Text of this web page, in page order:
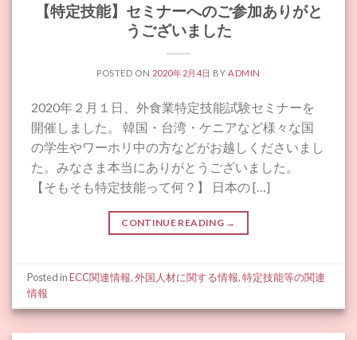
【特定技能】セミナーへのご参加ありがと
うございました
POSTED ON 2020年2月4日 BY ADMIN
2020年２月１日、外食業特定技能試験セミナーを
開催しました。 韓国・台湾・ケニアなど様々な国
の学生やワーホリ中の方などがお越しくださいまし
た。みなさま本当にありがとうございました。
【そもそも特定技能って何？】 日本の […]
CONTINUE READING →
Posted inECC関連情報,外国人材に関する情報,特定技能等の関連
情報